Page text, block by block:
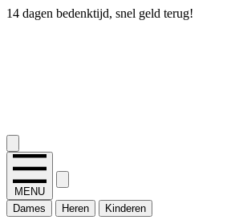
14 dagen bedenktijd, snel geld terug!
MENU
Dames
Heren Kinderen